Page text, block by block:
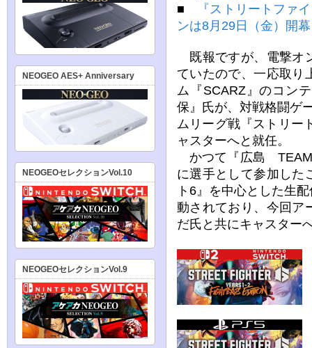
■
『ストリートファ
ンは8月29日（金）開
既報ですが、電撃オ
ていたので、一応取り
ム『SCARZ』のコン
保』氏が、対戦格闘ゲ
ムリーグ戦『ストリ
ャスターへと就任。
かつて『広島 TEAM
に選手として参加した
ト6』を中心とした生
動されており、今回ア
だ氏と共にキャスター
NEOGEO AES+ Anniversary
NEOGEOセレクションVol.10
NEOGEOセレクションVol.9